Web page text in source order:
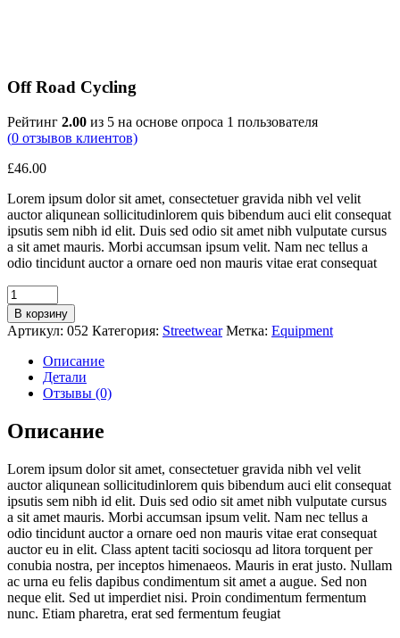
Off Road Cycling
Рейтинг 2.00 из 5 на основе опроса 1 пользователя
(0 отзывов клиентов)
£46.00
Lorem ipsum dolor sit amet, consectetuer gravida nibh vel velit
auctor aliqunean sollicitudinlorem quis bibendum auci elit consequat
ipsutis sem nibh id elit. Duis sed odio sit amet nibh vulputate cursus
a sit amet mauris. Morbi accumsan ipsum velit. Nam nec tellus a
odio tincidunt auctor a ornare oed non mauris vitae erat consequat
В корзину
Артикул: 052 Категория: Streetwear Метка: Equipment
Описание
Детали
Отзывы (0)
Описание
Lorem ipsum dolor sit amet, consectetuer gravida nibh vel velit
auctor aliqunean sollicitudinlorem quis bibendum auci elit consequat
ipsutis sem nibh id elit. Duis sed odio sit amet nibh vulputate cursus
a sit amet mauris. Morbi accumsan ipsum velit. Nam nec tellus a
odio tincidunt auctor a ornare oed non mauris vitae erat consequat
auctor eu in elit. Class aptent taciti sociosqu ad litora torquent per
conubia nostra, per inceptos himenaeos. Mauris in erat justo. Nullam
ac urna eu felis dapibus condimentum sit amet a augue. Sed non
neque elit. Sed ut imperdiet nisi. Proin condimentum fermentum
nunc. Etiam pharetra, erat sed fermentum feugiat